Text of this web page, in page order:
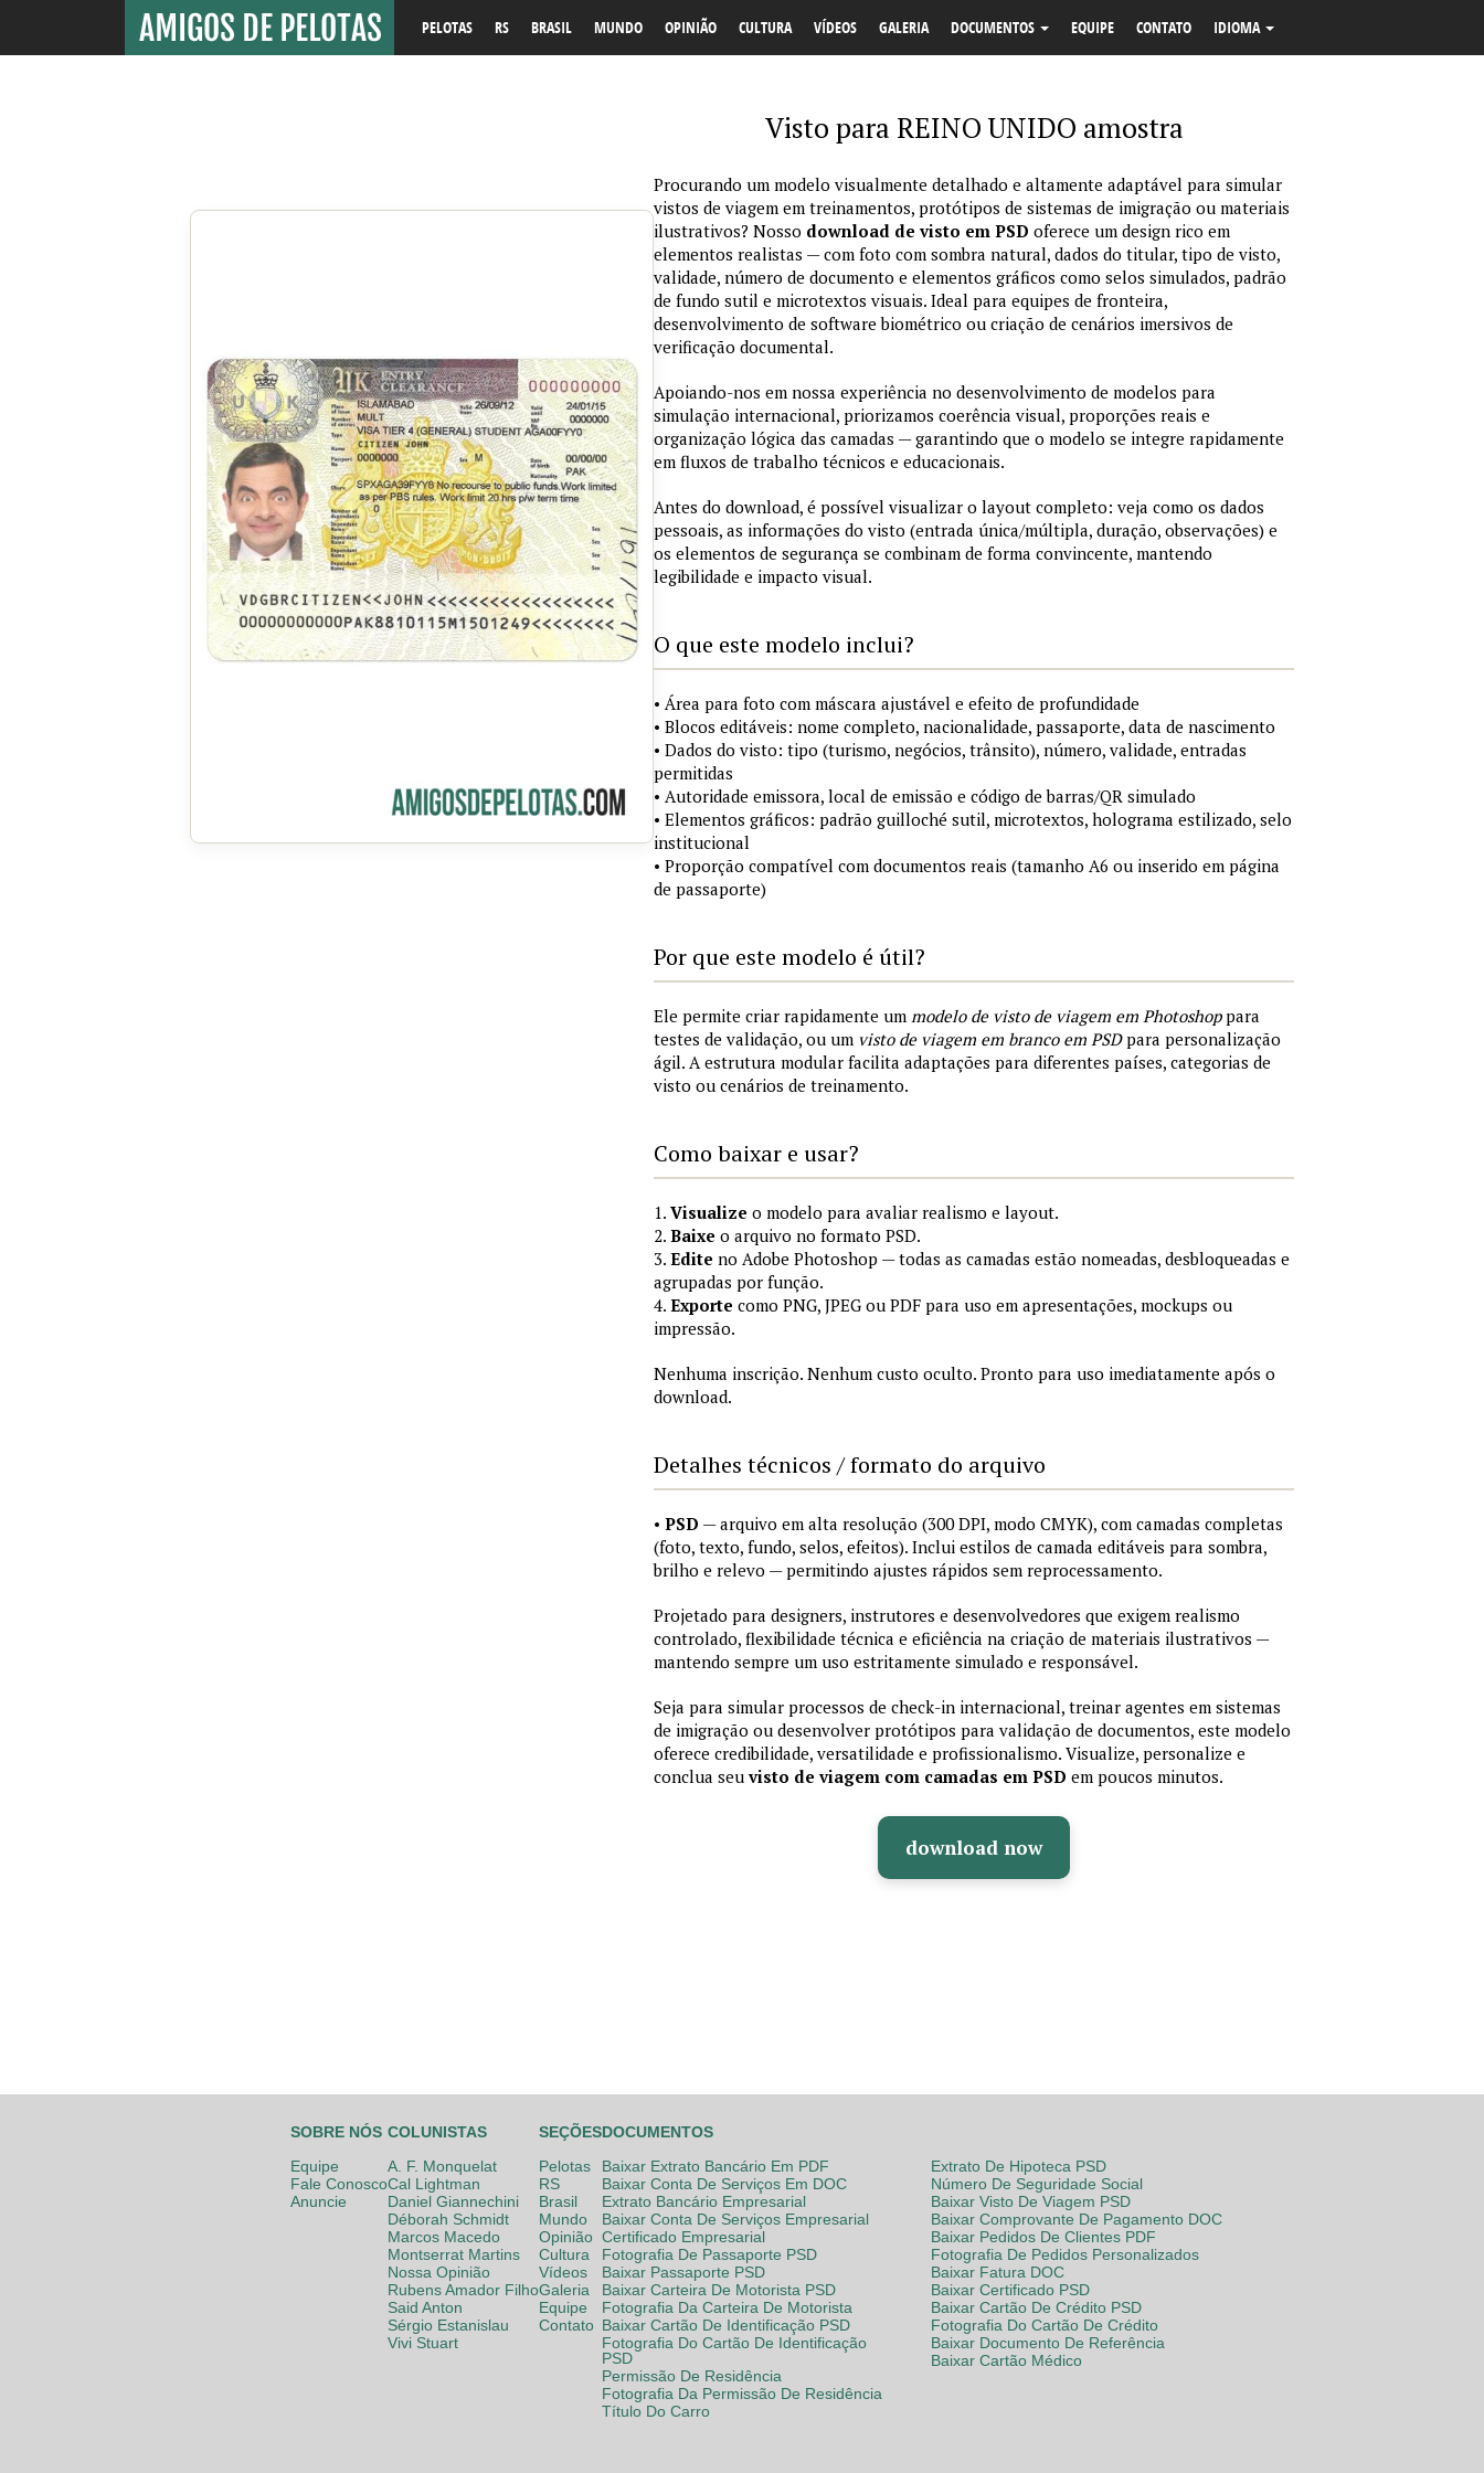
PELOTAS RS BRASIL MUNDO OPINIÃO CULTURA VÍDEOS GALERIA DOCUMENTOS EQUIPE CONTATO IDIOMA
Visto para REINO UNIDO amostra
Procurando um modelo visualmente detalhado e altamente adaptável para simular
vistos de viagem em treinamentos, protótipos de sistemas de imigração ou materiais
ilustrativos? Nosso download de visto em PSD oferece um design rico em
elementos realistas — com foto com sombra natural, dados do titular, tipo de visto,
validade, número de documento e elementos gráficos como selos simulados, padrão
de fundo sutil e microtextos visuais. Ideal para equipes de fronteira,
desenvolvimento de software biométrico ou criação de cenários imersivos de
verificação documental.
Apoiando-nos em nossa experiência no desenvolvimento de modelos para
simulação internacional, priorizamos coerência visual, proporções reais e
organização lógica das camadas — garantindo que o modelo se integre rapidamente
em fluxos de trabalho técnicos e educacionais.
Antes do download, é possível visualizar o layout completo: veja como os dados
pessoais, as informações do visto (entrada única/múltipla, duração, observações) e
os elementos de segurança se combinam de forma convincente, mantendo
legibilidade e impacto visual.
O que este modelo inclui?
• Área para foto com máscara ajustável e efeito de profundidade
• Blocos editáveis: nome completo, nacionalidade, passaporte, data de nascimento
• Dados do visto: tipo (turismo, negócios, trânsito), número, validade, entradas
permitidas
• Autoridade emissora, local de emissão e código de barras/QR simulado
• Elementos gráficos: padrão guilloché sutil, microtextos, holograma estilizado, selo
institucional
• Proporção compatível com documentos reais (tamanho A6 ou inserido em página
de passaporte)
Por que este modelo é útil?
Ele permite criar rapidamente um modelo de visto de viagem em Photoshoppara
testes de validação, ou um visto de viagem em branco em PSDpara personalização
ágil. A estrutura modular facilita adaptações para diferentes países, categorias de
visto ou cenários de treinamento.
Como baixar e usar?
1. Visualize o modelo para avaliar realismo e layout.
2. Baixe o arquivo no formato PSD.
3. Edite no Adobe Photoshop — todas as camadas estão nomeadas, desbloqueadas e
agrupadas por função.
4. Exporte como PNG, JPEG ou PDF para uso em apresentações, mockups ou
impressão.
Nenhuma inscrição. Nenhum custo oculto. Pronto para uso imediatamente após o
download.
Detalhes técnicos / formato do arquivo
• PSD — arquivo em alta resolução (300 DPI, modo CMYK), com camadas completas
(foto, texto, fundo, selos, efeitos). Inclui estilos de camada editáveis para sombra,
brilho e relevo — permitindo ajustes rápidos sem reprocessamento.
Projetado para designers, instrutores e desenvolvedores que exigem realismo
controlado, flexibilidade técnica e eficiência na criação de materiais ilustrativos —
mantendo sempre um uso estritamente simulado e responsável.
Seja para simular processos de check-in internacional, treinar agentes em sistemas
de imigração ou desenvolver protótipos para validação de documentos, este modelo
oferece credibilidade, versatilidade e profissionalismo. Visualize, personalize e
conclua seuvisto de viagem com camadas em PSD em poucos minutos.
download now
SOBRE NÓS
Equipe
Fale Conosco
Anuncie
COLUNISTAS
A. F. Monquelat
Cal Lightman
Daniel Giannechini
Déborah Schmidt
Marcos Macedo
Montserrat Martins
Nossa Opinião
Rubens Amador Filho
Said Anton
Sérgio Estanislau
Vivi Stuart
SEÇÕES
Pelotas
RS
Brasil
Mundo
Opinião
Cultura
Vídeos
Galeria
Equipe
Contato
DOCUMENTOS
Baixar Extrato Bancário Em PDF
Baixar Conta De Serviços Em DOC
Extrato Bancário Empresarial
Baixar Conta De Serviços Empresarial
Certificado Empresarial
Fotografia De Passaporte PSD
Baixar Passaporte PSD
Baixar Carteira De Motorista PSD
Fotografia Da Carteira De Motorista
Baixar Cartão De Identificação PSD
Fotografia Do Cartão De Identificação
PSD
Permissão De Residência
Fotografia Da Permissão De Residência
Título Do Carro
Extrato De Hipoteca PSD
Número De Seguridade Social
Baixar Visto De Viagem PSD
Baixar Comprovante De Pagamento DOC
Baixar Pedidos De Clientes PDF
Fotografia De Pedidos Personalizados
Baixar Fatura DOC
Baixar Certificado PSD
Baixar Cartão De Crédito PSD
Fotografia Do Cartão De Crédito
Baixar Documento De Referência
Baixar Cartão Médico